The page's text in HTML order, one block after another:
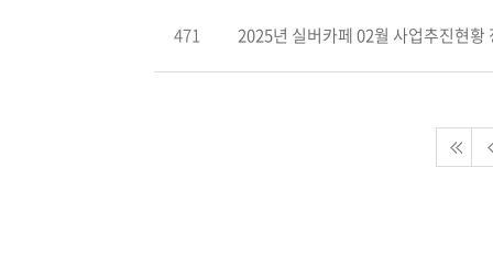
471 2025년 실버카페 02월 사업추진현황